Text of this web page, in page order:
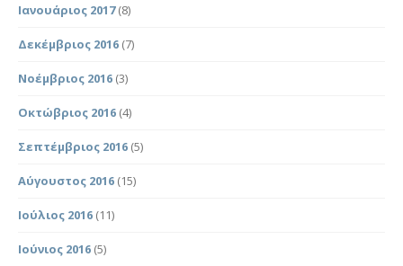
Ιανουάριος 2017(8)
Δεκέμβριος 2016 (7)
Νοέμβριος 2016 (3)
Οκτώβριος 2016 (4)
Σεπτέμβριος 2016 (5)
Αύγουστος 2016 (15)
Ιούλιος 2016 (11)
Ιούνιος 2016 (5)